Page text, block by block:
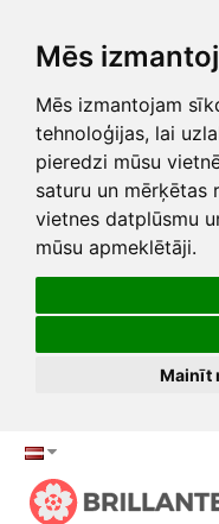
Mēs
Mēs izmantojam
tehnoloģijas, lai
pieredzi mūsu
saturu un mērķētas
vietnes datplūsmu
mūsu apmeklētāji.
Mainīt